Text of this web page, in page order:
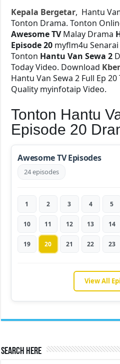
Kepala Bergetar, Hantu
Tonton Drama. Tonton
Awesome TVMalay Drama
Episode 20 myflm4u
Tonton Hantu Van Sewa 2
Today Video. Download
Hantu Van Sewa 2 Full Ep
Quality myinfotaip Video.
Tonton Hantu
Episode 20
Awesome TV Episodes
24 episodes
1 2 3 4 5
10 11 12 13 14
19 20 21 22 23
View All
Search Here